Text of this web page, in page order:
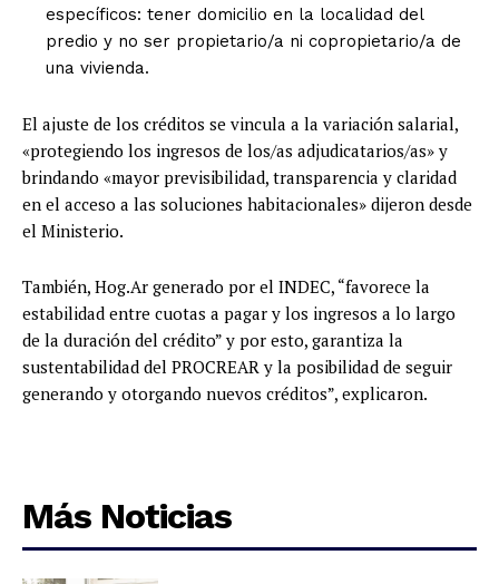
específicos: tener domicilio en la localidad del
predio y no ser propietario/a ni copropietario/a de
una vivienda.
El ajuste de los créditos se vincula a la variación salarial,
«protegiendo los ingresos de los/as adjudicatarios/as» y
brindando «mayor previsibilidad, transparencia y claridad
en el acceso a las soluciones habitacionales» dijeron desde
el Ministerio.
También, Hog.Ar generado por el INDEC, “favorece la
estabilidad entre cuotas a pagar y los ingresos a lo largo
de la duración del crédito” y por esto, garantiza la
sustentabilidad del PROCREAR y la posibilidad de seguir
generando y otorgando nuevos créditos”, explicaron.
Más Noticias